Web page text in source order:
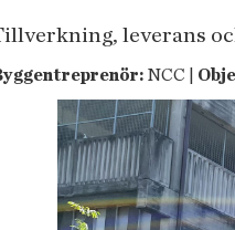
leverans
NCC |